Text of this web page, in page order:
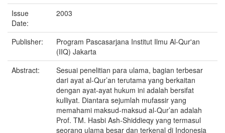
Issue
Date:
2003
Publisher:
Program Pascasarjana Institut Ilmu Al-Qur'an
(IIQ) Jakarta
Abstract:
Sesuai penelitian para ulama, bagian terbesar
dari ayat al-Qur’an terutama yang berkaitan
dengan ayat-ayat hukum ini adalah bersifat
kulliyat. Diantara sejumlah mufassir yang
memahami maksud-maksud al-Qur’an adalah
Prof. TM. Hasbi Ash-Shiddieqy yang termasul
seorang ulama besar dan terkenal di Indonesia